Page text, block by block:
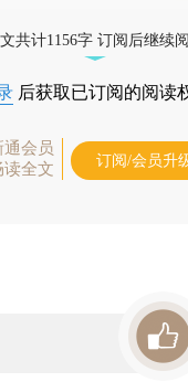
共计1156字 订阅后继续
后获取已订阅的阅读
通会员
读全文
订阅/会员升